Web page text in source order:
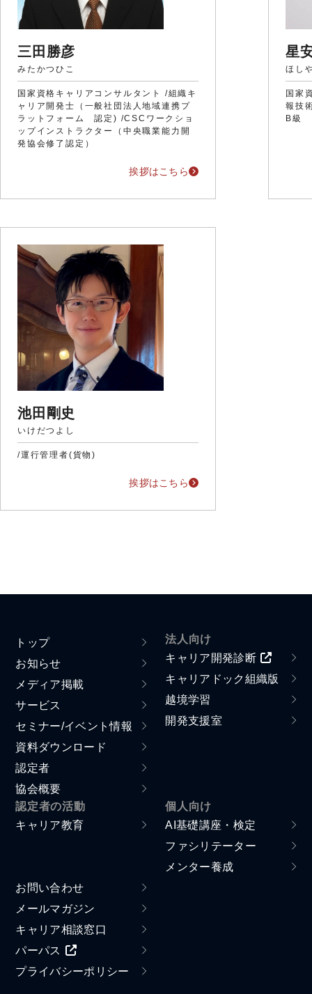
三田勝彦
みたかつひこ
国家資格キャリアコンサルタント /組織キ
ャリア開発士（一般社団法人地域連携プ
ラットフォーム 認定) /CSCワークショ
ップインストラクター（中央職業能力開
発協会修了認定）
挨拶はこちら
星
ほし
国家
報技
B級
池田剛史
いけだつよし
/運行管理者(貨物)
挨拶はこちら
トップ
お知らせ
メディア掲載
サービス
セミナー/イベント情報
資料ダウンロード
認定者
協会概要
法人向け
キャリア開発診断
キャリアドック組織版
越境学習
開発支援室
認定者の活動
キャリア教育
個人向け
AI基礎講座・検定
ファシリテーター
メンター養成
お問い合わせ
メールマガジン
キャリア相談窓口
パーパス
プライバシーポリシー